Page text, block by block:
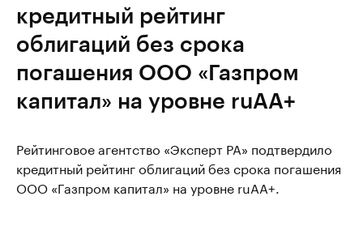
кредитный рейтинг
облигаций без срока
погашения ООО «Газпром
капитал» на уровне ruAА+
Рейтинговое агентство «Эксперт РА» подтвердило
кредитный рейтинг облигаций без срока погашения
ООО «Газпром капитал» на уровне ruAА+.